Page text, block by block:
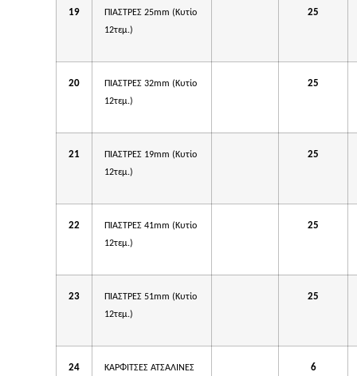
19
ΠΙΑΣΤΡΕΣ 25mm (Κυτίο
12τεμ.)
25
20
ΠΙΑΣΤΡΕΣ 32mm (Κυτίο
12τεμ.)
25
21
ΠΙΑΣΤΡΕΣ 19mm (Κυτίο
12τεμ.)
25
22
ΠΙΑΣΤΡΕΣ 41mm (Κυτίο
12τεμ.)
25
23
ΠΙΑΣΤΡΕΣ 51mm (Κυτίο
12τεμ.)
25
24
ΚΑΡΦΙΤΣΕΣ ΑΤΣΑΛΙΝΕΣ
6